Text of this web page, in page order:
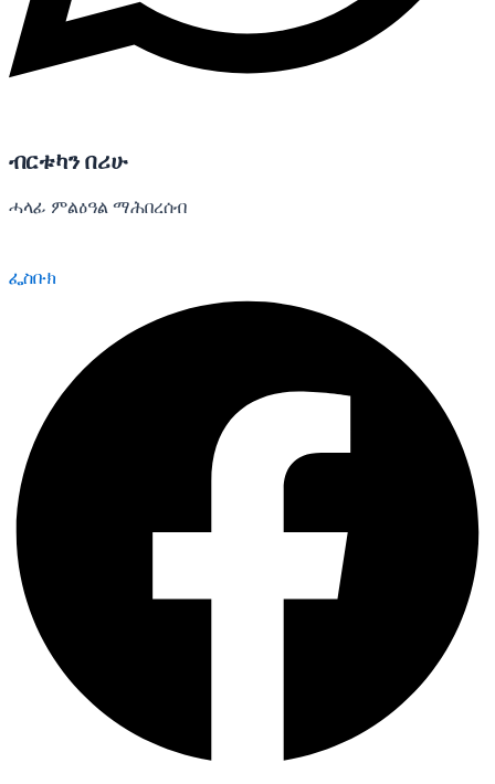
ብርቱካን በሪሁ
ሓላፊ ምልዕዓል ማሕበረሰብ
ፌስቡክ